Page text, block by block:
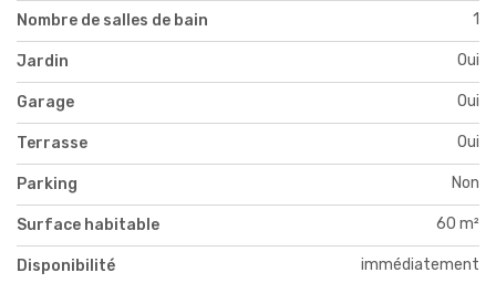
Nombre de salles de bain 1
Jardin Oui
Garage Oui
Terrasse Oui
Parking Non
Surface habitable 60 m²
Disponibilité immédiatement